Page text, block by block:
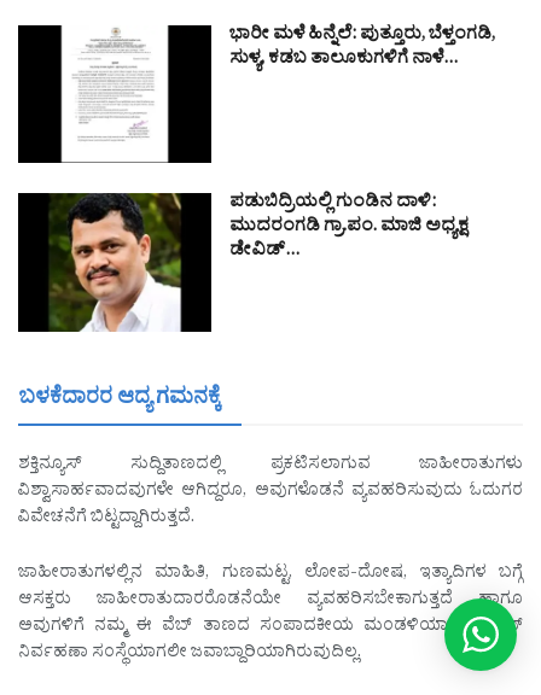
ಭಾರೀ ಮಳೆ ಹಿನ್ನೆಲೆ: ಪುತ್ತೂರು, ಬೆಳ್ತಂಗಡಿ,
ಸುಳ್ಯ, ಕಡಬ ತಾಲೂಕುಗಳಿಗೆ ನಾಳೆ…
ಪಡುಬಿದ್ರಿಯಲ್ಲಿ ಗುಂಡಿನ ದಾಳಿ:
ಮುದರಂಗಡಿ ಗ್ರಾ.ಪಂ. ಮಾಜಿ ಅಧ್ಯಕ್ಷ
ಡೇವಿಡ್…
ಬಳಕೆದಾರರ ಆದ್ಯ ಗಮನಕ್ಕೆ
ಶಕ್ತಿನ್ಯೂಸ್ ಸುದ್ದಿತಾಣದಲ್ಲಿ ಪ್ರಕಟಿಸಲಾಗುವ ಜಾಹೀರಾತುಗಳು
ವಿಶ್ವಾಸಾರ್ಹವಾದವುಗಳೇ ಆಗಿದ್ದರೂ, ಅವುಗಳೊಡನೆ ವ್ಯವಹರಿಸುವುದು ಓದುಗರ
ವಿವೇಚನೆಗೆ ಬಿಟ್ಟದ್ದಾಗಿರುತ್ತದೆ.
ಜಾಹೀರಾತುಗಳಲ್ಲಿನ ಮಾಹಿತಿ, ಗುಣಮಟ್ಟ, ಲೋಪ-ದೋಷ, ಇತ್ಯಾದಿಗಳ ಬಗ್ಗೆ
ಆಸಕ್ತರು ಜಾಹೀರಾತುದಾರರೊಡನೆಯೇ ವ್ಯವಹರಿಸಬೇಕಾಗುತ್ತದೆ ಹಾಗೂ
ಅವುಗಳಿಗೆ ನಮ್ಮ ಈ ವೆಬ್ ತಾಣದ ಸಂಪಾದಕೀಯ ಮಂಡಳಿಯಾಗಲೀ, ವೆಬ್
ನಿರ್ವಹಣಾ ಸಂಸ್ಥೆಯಾಗಲೀ ಜವಾಬ್ದಾರಿಯಾಗಿರುವುದಿಲ್ಲ.